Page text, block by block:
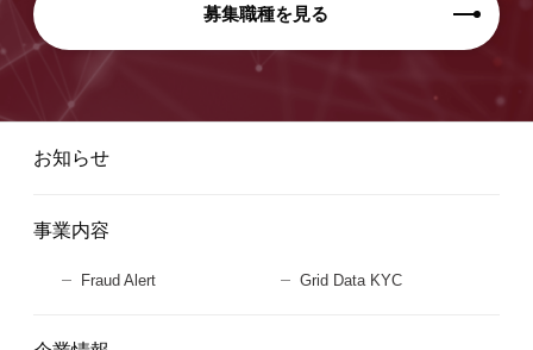
募集職種を見る
お知らせ
事業内容
Fraud Alert Grid Data KYC